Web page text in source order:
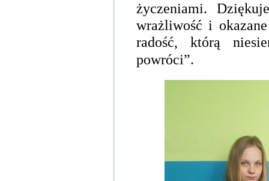
życzeniami.
wrażliwość i
radość, którą
powróci”.